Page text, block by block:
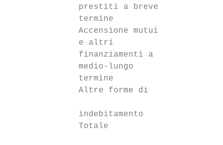
prestiti a breve
              termine
              Accensione mutui
              e altri
finanziamenti a
              medio-lungo
              termine
              Altre forme di
              indebitamento
Totale